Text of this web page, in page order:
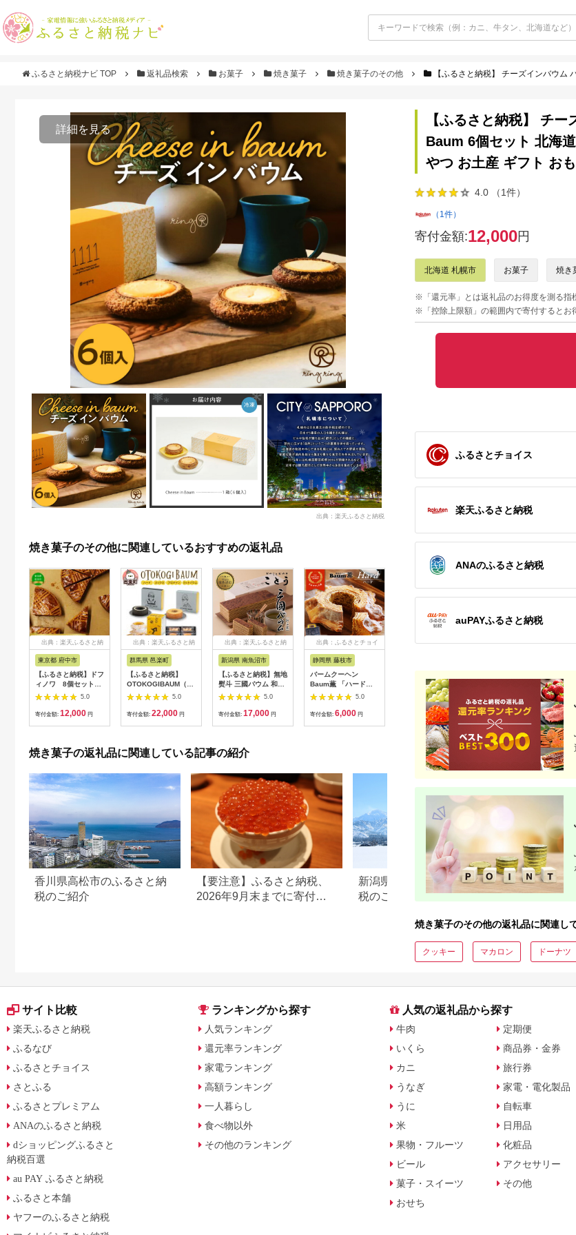
ふるさと納税ナビ TOP 返礼品検索 お菓子 焼き菓子 焼き菓子のその他 【ふるさと納税】 チーズインバウム バウムクーヘン チー
詳細を見る
出典：楽天ふるさと納税
焼き菓子のその他に関連しているおすすめの返礼品
出典：楽天ふるさと納
東京都 府中市
【ふるさと納税】ドフ
ィノワ 8個セット
【お菓子・焼菓子・焼
き菓子・スイーツ・ギ
フト・贈り物】
5.0
寄付金額: 12,000 円
出典：楽天ふるさと納
群馬県 邑楽町
【ふるさと納税】
OTOKOGIBAUM（ハ
ード＋ミックス＋プロ
テイン＋カットバウ
ム）焼菓子 バウムク
5.0
寄付金額: 22,000 円
出典：楽天ふるさと納
新潟県 南魚沼市
【ふるさと納税】無地
熨斗 三國バウム 和三
盆 一斤 専用木箱 三国
バウム バウムクーヘ
ン 和菓子 お菓子 菓子
かしとおやき ことう
新潟県 南魚沼市
5.0
寄付金額: 17,000 円
出典：ふるさとチョイ
静岡県 藤枝市
バームクーヘン
Baum薫 「ハード」
日本ギフト大賞 受賞
ばあむくん バウムク
ーヘン ギフト スイー
5.0
寄付金額: 6,000 円
出典：ふるさとチョイ
市産米粉100％使用
プレーンМ ソフト１
個｜ バームクーヘン
スイーツ 洋菓子 お菓
子 ギフト 贈答用 プレ
ゼント 箱入り コシヒ
カリ 米粉 発酵 バター
コーヒー 紅茶 道の駅
限定【道の駅「越前お
おの 荒島の郷」】
5.0
寄付金額:7,000円
出典：ふるさとチョイ
香るしっとりバーム
バウムクーヘンLサイ
ズ 焼菓子 スイーツ
5.0
寄付金額:8,000 円
焼き菓子の返礼品に関連している記事の紹介
香川県高松市のふるさと納
税のご紹介
【要注意】ふるさと納税、
2026年9月末までに寄付し
新潟県魚沼市のふるさと納
税のご紹介
【2026年
税チョコレ
額・内容
【ふるさと納税】 チ
Baum 6個セット 北海
やつ お土産 ギフト お
4.0 （1件）
（1件）
寄付金額:12,000円
北海道 札幌市 お菓子 焼き
※「還元率」とは返礼品のお得度を測る指
※「控除上限額」の範囲内で寄付するとお
ふるさとチョイス
楽天ふるさと納税
ANAのふるさと納税
auPAYふるさと納税
焼き菓子のその他の返礼品に関連し
クッキー マカロン ドーナツ
サイト比較
楽天ふるさと納税
ふるなび
ふるさとチョイス
さとふる
ふるさとプレミアム
ANAのふるさと納税
dショッピングふるさと
納税百選
au PAY ふるさと納税
ふるさと本舗
ヤフーのふるさと納税
ランキングから探す
人気ランキング
還元率ランキング
家電ランキング
高額ランキング
一人暮らし
食べ物以外
その他のランキング
人気の返礼品から探す
牛肉
いくら
カニ
うなぎ
うに
米
果物・フルーツ
ビール
菓子・スイーツ
おせち
定期便
商品券・金券
旅行券
家電・電化製品
自転車
日用品
化粧品
アクセサリー
その他